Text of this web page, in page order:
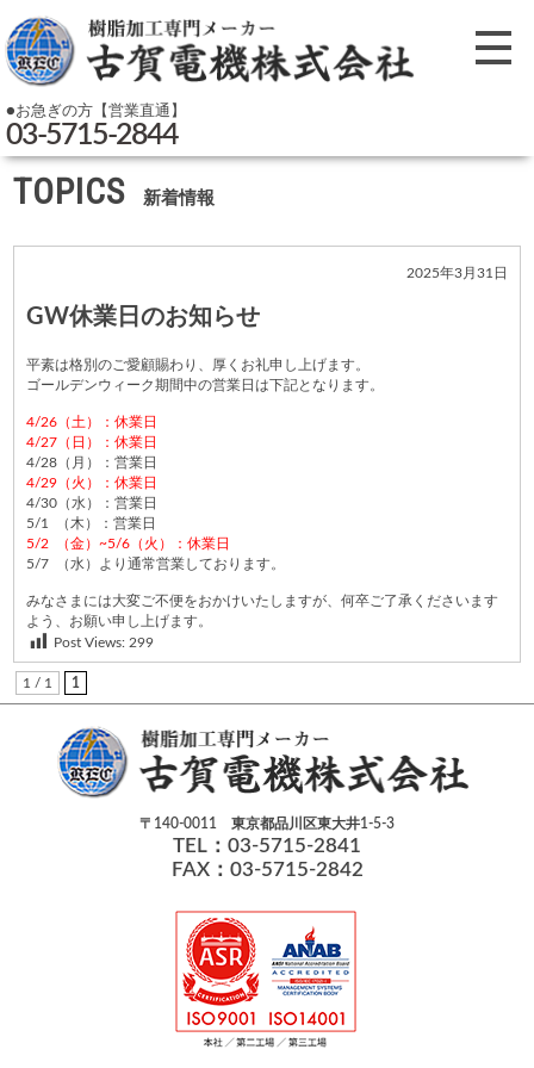
●お急ぎの方【営業直通】
03-5715-2844
TOPICS 新着情報
2025年3月31日
GW休業日のお知らせ
平素は格別のご愛顧賜わり、厚くお礼申し上げます。
ゴールデンウィーク期間中の営業日は下記となります。
4/26（土）：休業日
4/27（日）：休業日
4/28（月）：営業日
4/29（火）：休業日
4/30（水）：営業日
5/1 （木）：営業日
5/2 （金）~5/6（火）：休業日
5/7 （水）より通常営業しております。
みなさまには大変ご不便をおかけいたしますが、何卒ご了承くださいます
よう、お願い申し上げます。
Post Views: 299
1 / 1 1
〒140-0011 東京都品川区東大井1-5-3
TEL：03-5715-2841
FAX：03-5715-2842